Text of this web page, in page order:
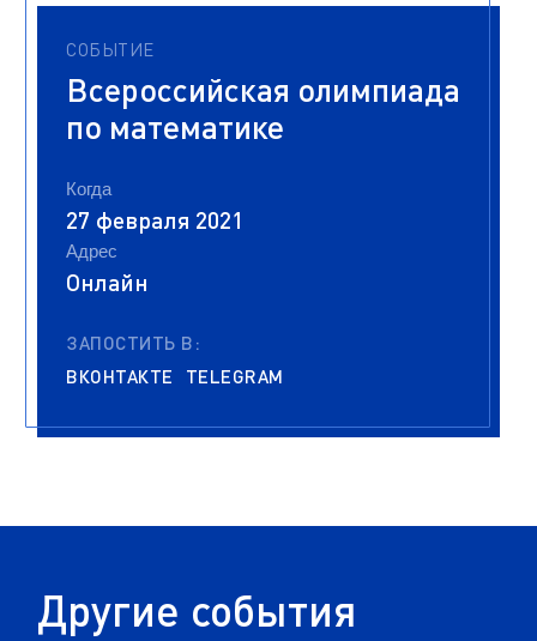
СОБЫТИЕ
Всероссийская олимпиада
по математике
Когда
27 февраля 2021
Адрес
Онлайн
ЗАПОСТИТЬ В:
ВКОНТАКТЕ
TELEGRAM
Другие события